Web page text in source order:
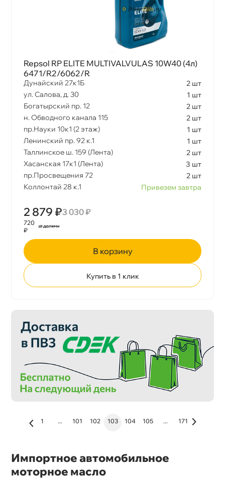
Repsol RP ELITE MULTIVALVULAS 10W40 (4л)
6471/R2/6062/R
Дунайский 27к1Б
2 шт
ул. Салова, д. 30
1 шт
Богатырский пр. 12
2 шт
н. Обводного канала 115
2 шт
пр.Науки 10к1 (2 этаж)
1 шт
Ленинский пр. 92 к.1
1 шт
Таллинское ш. 159 (Лента)
2 шт
Хасанская 17к1 (Лента)
3 шт
пр.Просвещения 72
2 шт
Коллонтай 28 к.1
Привезем завтра
2 879 ₽3 030 ₽
720
₽
корзину
Купить в 1 клик
1 ... 101 102 103 104 105 ... 171
Импортное автомобильное
моторное масло